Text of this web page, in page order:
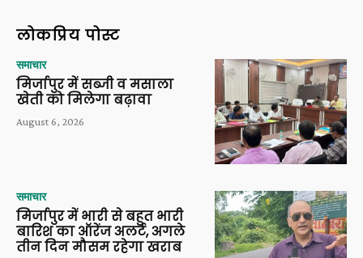
लोकप्रिय पोस्ट
समाचार
मिर्जापुर में सब्जी व मसाला
खेती को मिलेगा बढ़ावा
August 6, 2026
समाचार
मिर्जापुर में भारी से बहुत भारी
बारिश का ऑरेंज अलर्ट, अगले
तीन दिन मौसम रहेगा खराब